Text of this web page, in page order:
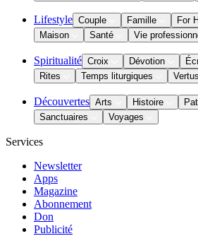
Lifestyle Couple Famille
For
Maison
Santé Vie
Spiritualité Croix Dévotion
Rites
Temps liturgiques
Découvertes Arts Histoire
Sanctuaires
Voyages
Services
Newsletter
Apps
Magazine
Abonnement
Don
Publicité